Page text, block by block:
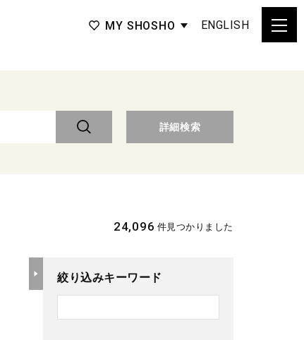
MY SHOSHO ENGLISH
詳細検索
24,096 件見つかりました
絞り込みキーワード